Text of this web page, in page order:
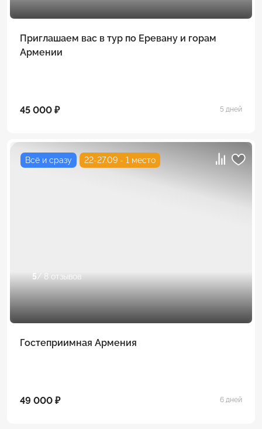
Приглашаем вас в тур по Еревану и горам
Армении
45 000 ₽ 5 дней
Всё и сразу 22-27.09 - 1 место
5/ 8 отзывов
Гостеприимная Армения
49 000 ₽ 6 дней